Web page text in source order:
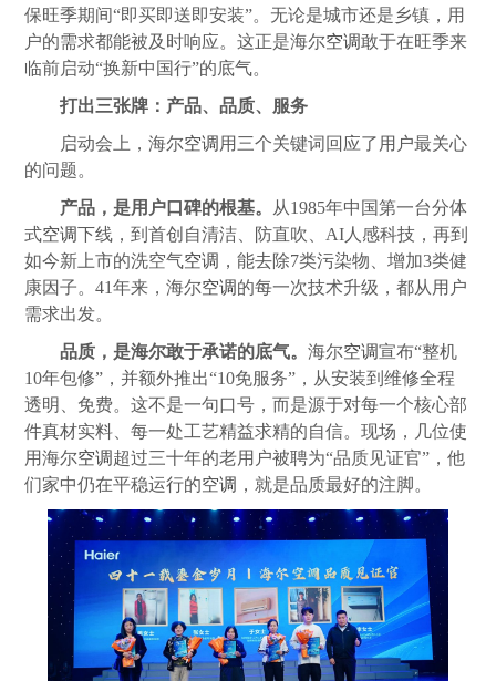
保旺季期间“即买即送即安装”。无论是城市还是乡镇，用
户的需求都能被及时响应。这正是海尔空调敢于在旺季来
临前启动“换新中国行”的底气。
打出三张牌：产品、品质、服务
启动会上，海尔空调 用三个关键词回应了用户最关心
的问题。
产品，是用户口碑的根基。 从1985年中国第一台分体
式空调下线，到首创自清洁、防直吹、AI人感科技，再到
如今新上市的洗空气空调 ，能去除7类污染物、增加3类健
康因子。41年来，海尔空调的每一次技术升级，都从用户
需求出发。
品质，是海尔敢于承诺的底气。海尔空调宣布“整机
10年包修”，并额外推出“10免服务”，从安装到维修全程
透明、免费。这不是一句口号，而是源于对每一个核心部
件真材实料、每一处工艺精益求精的自信。现场，几位使
用海尔空调超过三十年的老用户被聘为“品质见证官”，他
们家中仍在平稳运行的空调 ，就是品质最好的注脚。